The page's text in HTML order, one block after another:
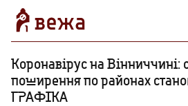
Коронавірус на Вінниччині:
поширення по районах
ГРАФІКА